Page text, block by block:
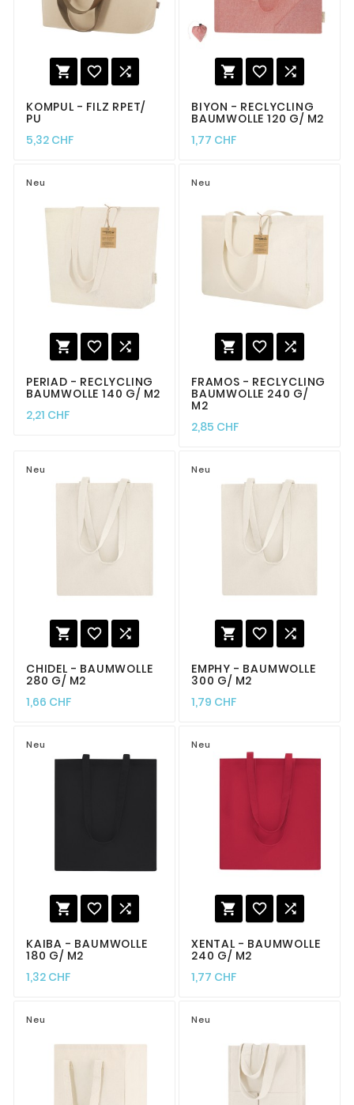
  
KOMPUL - FILZ RPET/
PU
5,32 CHF
  
BIYON - RECLYCLING
BAUMWOLLE 120 G/ M2
1,77 CHF
Neu
  
PERIAD - RECLYCLING
BAUMWOLLE 140 G/ M2
2,21 CHF
Neu
  
FRAMOS - RECLYCLING
BAUMWOLLE 240 G/
M2
2,85 CHF
Neu
  
CHIDEL - BAUMWOLLE
280 G/ M2
1,66 CHF
Neu
  
EMPHY - BAUMWOLLE
300 G/ M2
1,79 CHF
Neu
  
KAIBA - BAUMWOLLE
180 G/ M2
1,32 CHF
Neu
  
XENTAL - BAUMWOLLE
240 G/ M2
1,77 CHF
Neu Neu